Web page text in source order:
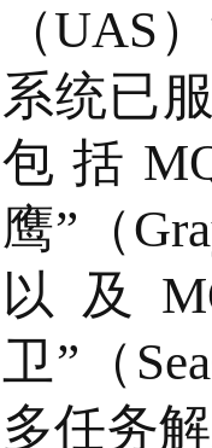
（UAS
系统已
包括
鹰”（
以及
卫”（
多任务